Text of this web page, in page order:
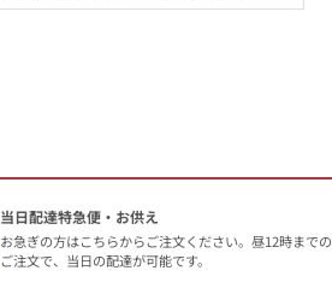
当日配達特急便・お供え
お急ぎの方はこちらからご注文ください。昼12時までの
ご注文で、当日の配達が可能です。